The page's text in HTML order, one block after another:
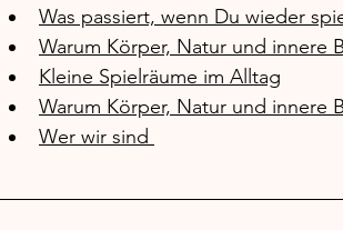
Was passiert, wenn Du wieder
Warum Körper, Natur und innere
Kleine Spielräume im Alltag
Warum Körper, Natur und innere
Wer wir sind